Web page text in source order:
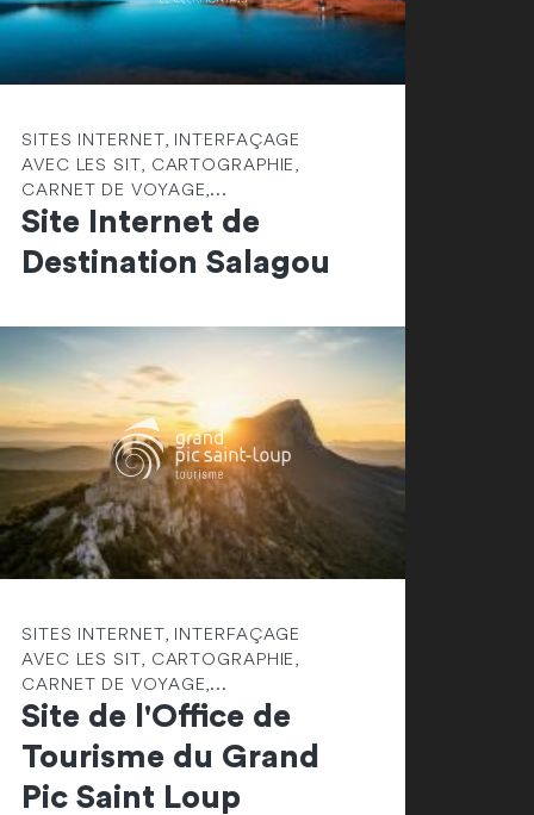
SITES INTERNET, INTERFAÇAGE
AVEC LES SIT, CARTOGRAPHIE,
CARNET DE VOYAGE,...
Site Internet de
Destination Salagou
SITES INTERNET, INTERFAÇAGE
AVEC LES SIT, CARTOGRAPHIE,
CARNET DE VOYAGE,...
Site de l'Office de
Tourisme du Grand
Pic Saint Loup